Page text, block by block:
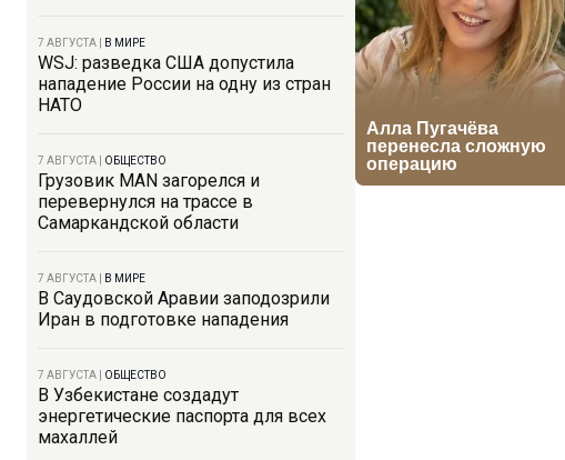
7 АВГУСТА В МИРЕ
WSJ: разведка США допустила
нападение России на одну из стран
НАТО
7 АВГУСТА ОБЩЕСТВО
Грузовик MAN загорелся и
перевернулся на трассе в
Самаркандской области
7 АВГУСТА В МИРЕ
В Саудовской Аравии заподозрили
Иран в подготовке нападения
7 АВГУСТА ОБЩЕСТВО
В Узбекистане создадут
энергетические паспорта для всех
махаллей